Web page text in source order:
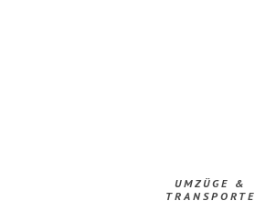
UMZÜGE &
TRANSPORTE